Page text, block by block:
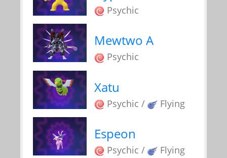
Psychic
Mewtwo A
Psychic
Xatu
Psychic / Flying
Espeon
Psychic / Flying